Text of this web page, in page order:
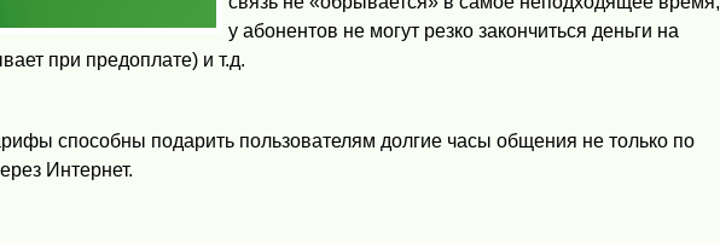
у абонентов не могут резко закончиться деньги на
при предоплате) и т.д.
способны подарить пользователям долгие часы общения не только по
Интернет.